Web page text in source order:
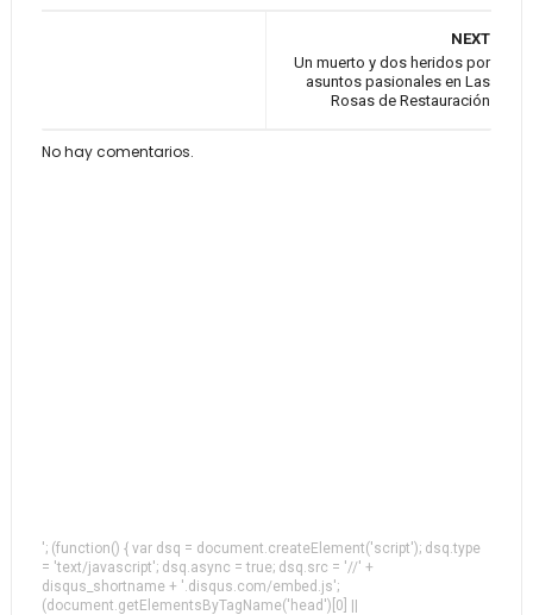
NEXT
Un muerto y dos heridos por
asuntos pasionales en Las
Rosas de Restauración
No hay comentarios.
'; (function() { var dsq = document.createElement('script'); dsq.type
= 'text/javascript'; dsq.async = true; dsq.src = '//' +
disqus_shortname + '.disqus.com/embed.js';
(document.getElementsByTagName('head')[0] ||